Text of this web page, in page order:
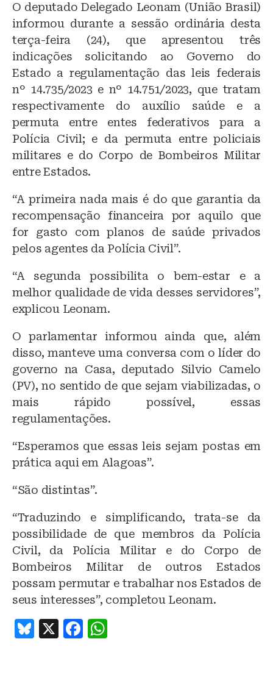
e
s
k
y
c
e
b
o
o
k
at
s
A
p
p
O deputado Delegado Leonam (União Brasil)
informou durante a sessão ordinária desta
terça-feira (24), que apresentou três
indicações solicitando ao Governo do
Estado a regulamentação das leis federais
nº 14.735/2023 e nº 14.751/2023, que tratam
respectivamente do auxílio saúde e a
permuta entre entes federativos para a
Polícia Civil; e da permuta entre policiais
militares e do Corpo de Bombeiros Militar
entre Estados.
“A primeira nada mais é do que garantia da
recompensação financeira por aquilo que
for gasto com planos de saúde privados
pelos agentes da Polícia Civil”.
“A segunda possibilita o bem-estar e a
melhor qualidade de vida desses servidores”,
explicou Leonam.
O parlamentar informou ainda que, além
disso, manteve uma conversa com o líder do
governo na Casa, deputado Silvio Camelo
(PV), no sentido de que sejam viabilizadas, o
mais rápido possível, essas
regulamentações.
“Esperamos que essas leis sejam postas em
prática aqui em Alagoas”.
“São distintas”.
“Traduzindo e simplificando, trata-se da
possibilidade de que membros da Polícia
Civil, da Polícia Militar e do Corpo de
Bombeiros Militar de outros Estados
possam permutar e trabalhar nos Estados de
seus interesses”, completou Leonam.
B
X
F